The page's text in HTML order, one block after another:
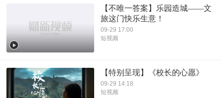
【不唯一答案】乐园造城——文
旅这门快乐生意！
09-29 17:00
短视频
【特别呈现】《校长的心愿》
09-29 14:18
短视频